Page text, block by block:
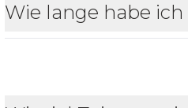
Wie lange habe